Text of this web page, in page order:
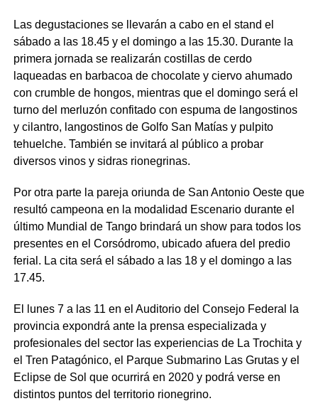
Las degustaciones se llevarán a cabo en el stand el
sábado a las 18.45 y el domingo a las 15.30. Durante la
primera jornada se realizarán costillas de cerdo
laqueadas en barbacoa de chocolate y ciervo ahumado
con crumble de hongos, mientras que el domingo será el
turno del merluzón confitado con espuma de langostinos
y cilantro, langostinos de Golfo San Matías y pulpito
tehuelche. También se invitará al público a probar
diversos vinos y sidras rionegrinas.
Por otra parte la pareja oriunda de San Antonio Oeste que
resultó campeona en la modalidad Escenario durante el
último Mundial de Tango brindará un show para todos los
presentes en el Corsódromo, ubicado afuera del predio
ferial. La cita será el sábado a las 18 y el domingo a las
17.45.
El lunes 7 a las 11 en el Auditorio del Consejo Federal la
provincia expondrá ante la prensa especializada y
profesionales del sector las experiencias de La Trochita y
el Tren Patagónico, el Parque Submarino Las Grutas y el
Eclipse de Sol que ocurrirá en 2020 y podrá verse en
distintos puntos del territorio rionegrino.